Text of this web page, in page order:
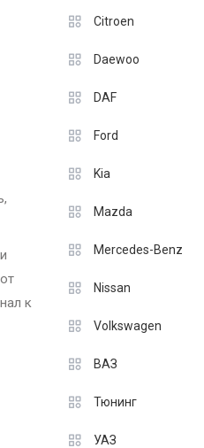
к
Citroen
Daewoo
DAF
Ford
Kia
Mazda
Mercedes-Benz
Nissan
Volkswagen
ВАЗ
Тюнинг
УАЗ